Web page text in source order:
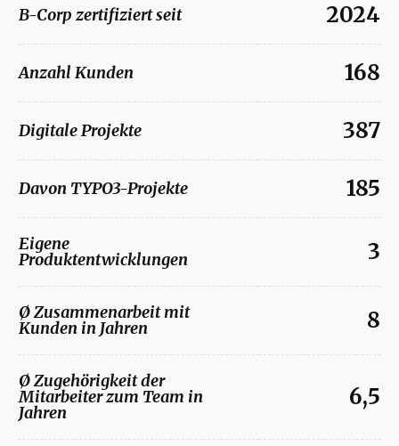
B-Corp zertifiziert seit 2024
Anzahl Kunden 168
Digitale Projekte 387
Davon TYPO3-Projekte 185
Eigene
Produktentwicklungen 3
Ø Zusammenarbeit mit
Kunden in Jahren 8
Ø Zugehörigkeit der
Mitarbeiter zum Team in
Jahren
6,5